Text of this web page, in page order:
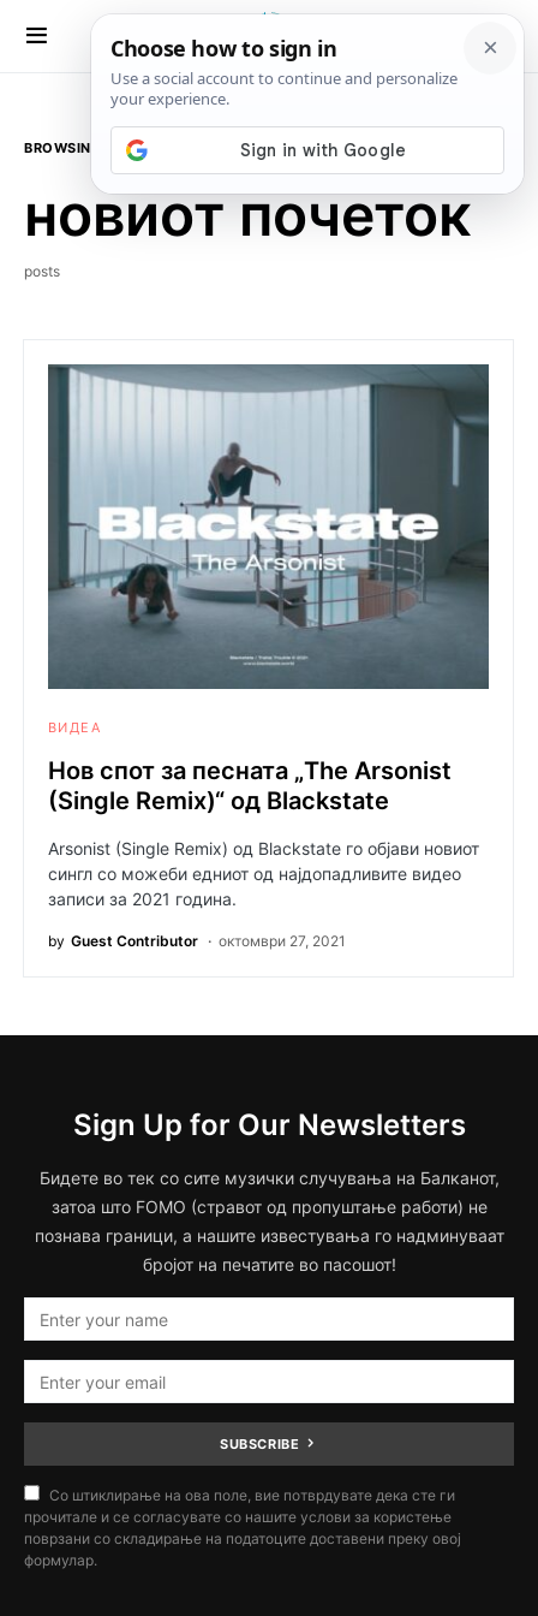
BROWSING TAG
новиот почеток
posts
ВИДЕА
Нов спот за песната „The Arsonist
(Single Remix)“ од Blackstate
Arsonist (Single Remix) од Blackstate го објави новиот
сингл со можеби едниот од најдопадливите видео
записи за 2021 година.
by Guest Contributor октомври 27, 2021
Sign Up for Our Newsletters
Бидете во тек со сите музички случувања на Балканот,
затоа што FOMO (стравот од пропуштање работи) не
познава граници, а нашите известувања го надминуваат
бројот на печатите во пасошот!
SUBSCRIBE
Со штиклирање на ова поле, вие потврдувате дека сте ги
прочитале и се согласувате со нашите услови за користење
поврзани со складирање на податоците доставени преку овој
формулар.